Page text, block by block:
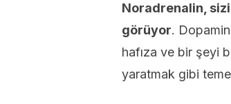
Noradrenalin,
görüyor.
hafıza ve bir şeyi
yaratmak gibi